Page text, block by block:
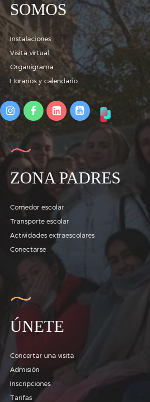
SOMOS
Instalaciones
Visita virtual
Organigrama
Horarios y calendario
ZONA PADRES
Comedor escolar
Transporte escolar
Actividades extraescolares
Conectarse
ÚNETE
Concertar una visita
Admisión
Inscripciones
Tarifas